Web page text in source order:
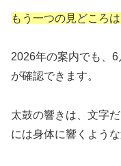
もう一つの見どころ
2026年の案内でも、
が確認できます。
太鼓の響きは、文字
には身体に響くよう